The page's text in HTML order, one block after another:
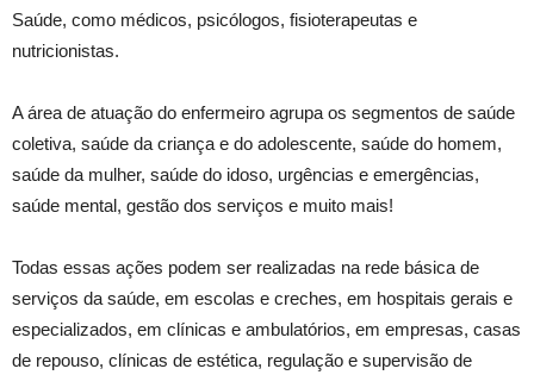
Saúde, como médicos, psicólogos, fisioterapeutas e
nutricionistas.
A área de atuação do enfermeiro agrupa os segmentos de saúde
coletiva, saúde da criança e do adolescente, saúde do homem,
saúde da mulher, saúde do idoso, urgências e emergências,
saúde mental, gestão dos serviços e muito mais!
Todas essas ações podem ser realizadas na rede básica de
serviços da saúde, em escolas e creches, em hospitais gerais e
especializados, em clínicas e ambulatórios, em empresas, casas
de repouso, clínicas de estética, regulação e supervisão de